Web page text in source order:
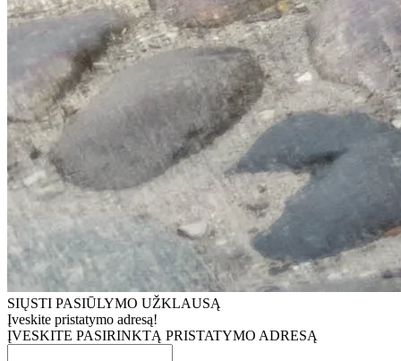
SIŲSTI PASIŪLYMO UŽKLAUSĄ
Įveskite pristatymo adresą!
ĮVESKITE PASIRINKTĄ PRISTATYMO ADRESĄ